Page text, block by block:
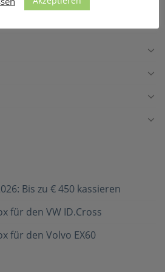
Bis zu € 450 kassieren
für den VW ID.Cross
für den Volvo EX60